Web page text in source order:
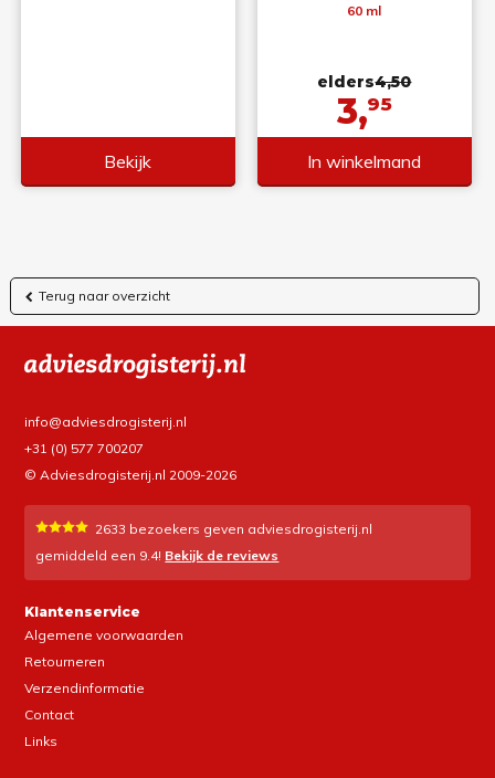
Bekijk
60 ml
elders4,50
3,95
In winkelmand
Terug naar overzicht
info@adviesdrogisterij.nl
+31 (0) 577 700207
© Adviesdrogisterij.nl 2009-2026
2633 bezoekers geven adviesdrogisterij.nl
gemiddeld een 9.4! Bekijk de reviews
Klantenservice
Algemene voorwaarden
Retourneren
Verzendinformatie
Contact
Links